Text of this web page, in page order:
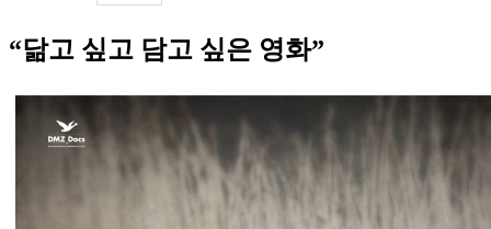
“닮고 싶고 담고 싶은 영화”